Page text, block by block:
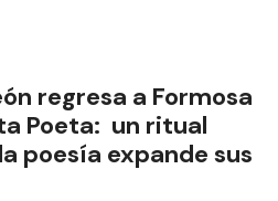
regresa a Formosa
Poeta: un ritual
poesía expande sus